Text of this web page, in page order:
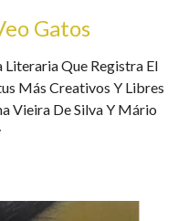
Gatos
Literaria Que Registra El
Más Creativos Y Libres
Vieira De Silva Y Mário